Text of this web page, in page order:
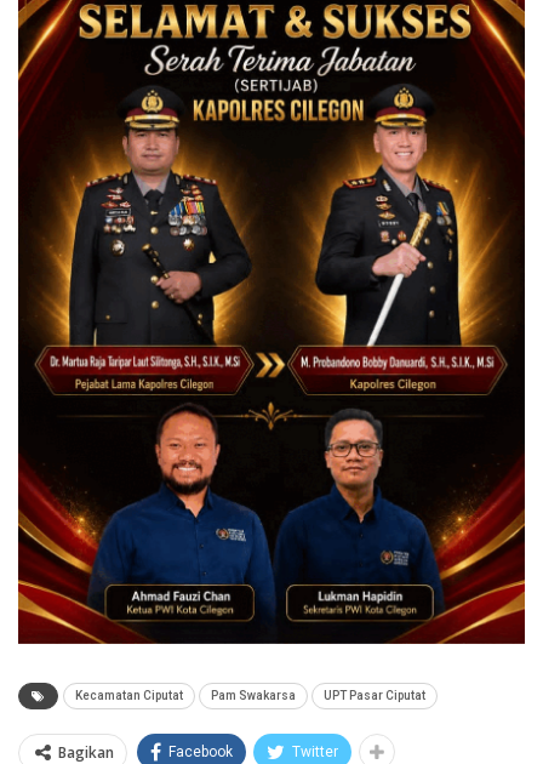
Kecamatan Ciputat Pam Swakarsa UPT Pasar Ciputat
Bagikan Facebook Twitter